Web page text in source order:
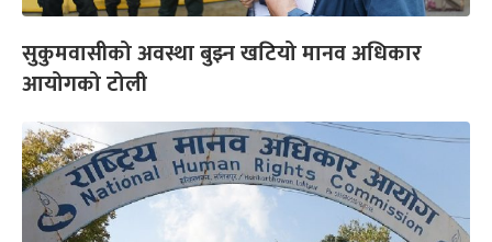
सुकुमवासीको अवस्था बुझ्न खटियो मानव अधिकार
आयोगको टोली